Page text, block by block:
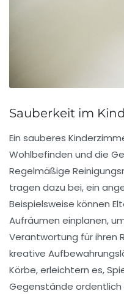
Sauberkeit im
Ein sauberes
Wohlbefinden und die
Regelmäßige
tragen dazu bei, ein
Beispielsweise können
Aufräumen einplanen,
Verantwortung für ihren
kreative
Körbe, erleichtern es,
Gegenstände ordentlich